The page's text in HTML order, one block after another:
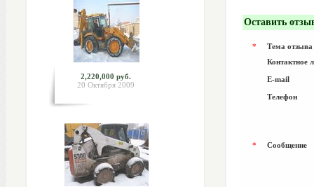
2,220,000 руб.
20 Октября 2009
Оставить
*
Тема отзыва
Контактное
E-mail
Телефон
* Сообщение